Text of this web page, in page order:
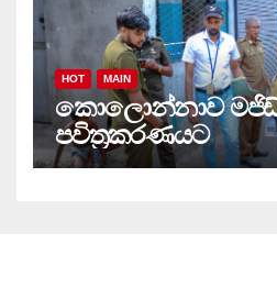
HOT MAIN
කොලොන්නාව මජිඩ්
පවිත්‍රකරණයට